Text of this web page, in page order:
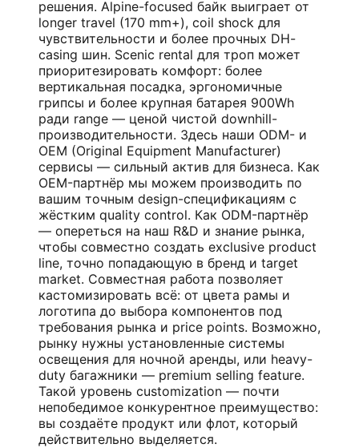
решения. Alpine-focused байк выиграет от
longer travel (170 mm+), coil shock для
чувствительности и более прочных DH-
casing шин. Scenic rental для троп может
приоритезировать комфорт: более
вертикальная посадка, эргономичные
грипсы и более крупная батарея 900Wh
ради range — ценой чистой downhill-
производительности. Здесь наши ODM- и
OEM (Original Equipment Manufacturer)
сервисы — сильный актив для бизнеса. Как
OEM-партнёр мы можем производить по
вашим точным design-спецификациям с
жёстким quality control. Как ODM-партнёр
— опереться на наш R&D и знание рынка,
чтобы совместно создать exclusive product
line, точно попадающую в бренд и target
market. Совместная работа позволяет
кастомизировать всё: от цвета рамы и
логотипа до выбора компонентов под
требования рынка и price points. Возможно,
рынку нужны установленные системы
освещения для ночной аренды, или heavy-
duty багажники — premium selling feature.
Такой уровень customization — почти
непобедимое конкурентное преимущество:
вы создаёте продукт или флот, который
действительно выделяется.